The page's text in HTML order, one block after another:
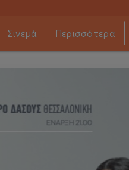
Σινεμά Περισσότερα